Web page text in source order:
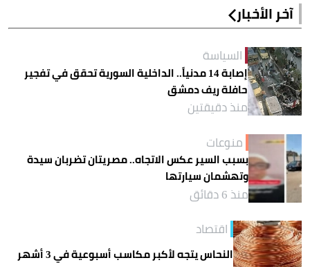
آخر الأخبار
السياسة
إصابة 14 مدنياً.. الداخلية السورية تحقق في تفجير
حافلة ريف دمشق
منذ دقيقتين
منوعات
بسبب السير عكس الاتجاه.. مصريتان تضربان سيدة
وتهشمان سيارتها
منذ 6 دقائق
اقتصاد
النحاس يتجه لأكبر مكاسب أسبوعية في 3 أشهر